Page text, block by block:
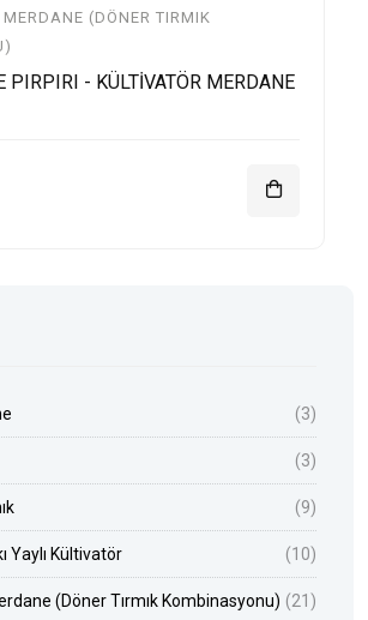
(DÖNER TIRMIK
PIRPIRI - KÜLTİVATÖR MERDANE
(3)
(3)
(9)
Yaylı Kültivatör (10)
(Döner Tırmık Kombinasyonu) (21)